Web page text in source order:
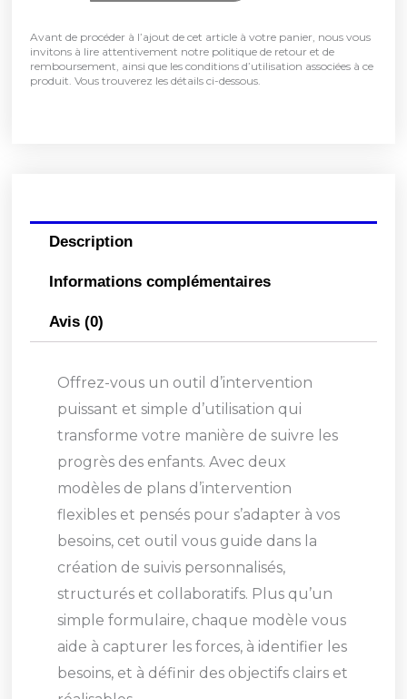
Avant de procéder à l’ajout de cet article à votre panier, nous vous
invitons à lire attentivement notre politique de retour et de
remboursement, ainsi que les conditions d’utilisation associées à ce
produit. Vous trouverez les détails ci-dessous.
Description
Informations complémentaires
Avis (0)
Offrez-vous un outil d’intervention
puissant et simple d’utilisation qui
transforme votre manière de suivre les
progrès des enfants. Avec deux
modèles de plans d’intervention
flexibles et pensés pour s’adapter à vos
besoins, cet outil vous guide dans la
création de suivis personnalisés,
structurés et collaboratifs. Plus qu’un
simple formulaire, chaque modèle vous
aide à capturer les forces, à identifier les
besoins, et à définir des objectifs clairs et